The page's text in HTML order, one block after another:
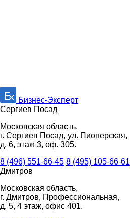
Бизнес-Эксперт
Сергиев Посад
Московская область,
г. Сергиев Посад, ул. Пионерская,
д. 6, этаж 3, оф. 305.
8 (496) 551-66-45 8 (495) 105-66-61
Дмитров
Московская область,
г. Дмитров, Профессиональная,
д. 5, 4 этаж, офис 401.